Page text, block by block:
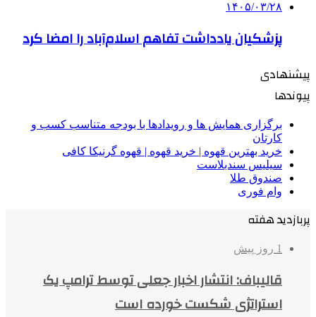
۱۴۰۵/۰۳/۲۸
پزشکیان یادداشت تفاهم اسلام‌آباد را امضا کرد
پیشنهادی
پیوندها
برگزاری همایش ها و رویدادها با بودجه متناسب کسب و
کارتان
خرید بهترین قهوه | خرید قهوه | قهوه گرنیکا کافی
سیلیس سندبلاست
صندوق طلا
وام فوری
پربازدید هفته
1 روز پیش
قالیباف: انتشار اخبار جعلی توسط ترامپ یک
استراتژی شکست خورده است